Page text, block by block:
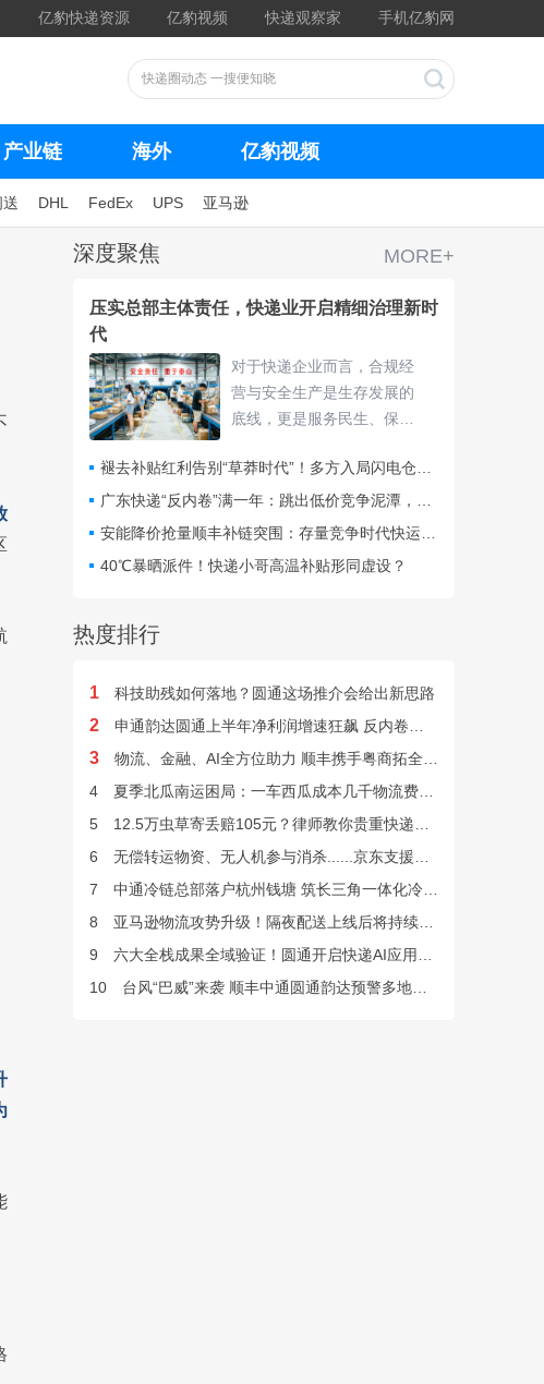
亿豹快递资源 亿豹视频 快递观察家 手机亿豹网
产业链 海外 亿豹视频
送 DHL FedEx UPS 亚马逊
MORE+
深度聚焦
压实总部主体责任，快递业开启精细治理新时
代
对于快递企业而言，合规经
营与安全生产是生存发展的
底线，更是服务民生、保障
的违规处罚与安全隐患，不
仅扰乱行业秩序，更直接威
胁群众寄递安全与公共安
40℃暴晒派件！快递小哥高温补贴形同虚设？
热度排行
1 科技助残如何落地？圆通这场推介会给出新思路
2 申通韵达圆通上半年净利润增速狂飙 反内卷效果显现
3
物流、金融、AI全方位助力 顺丰携手粤商拓全球市场
4
夏季北瓜南运困局：一车西瓜成本几千物流费上万谁来解？
5
12.5万虫草寄丢赔105元？律师教你贵重快递丢失如何维权
6
无偿转运物资、无人机参与消杀......京东支援广西灾后重建
7
中通冷链总部落户杭州钱塘 筑长三角一体化冷链中枢基地
8
亚马逊物流攻势升级！隔夜配送上线后将持续挤压快递巨头
9
六大全栈成果全域验证！圆通开启快递AI应用规模化落地
10
台风“巴威”来袭 顺丰中通圆通韵达预警多地快件派送延误